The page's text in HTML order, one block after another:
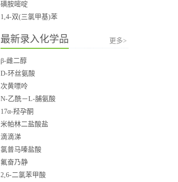
磺胺嘧啶
1,4-双(三氯甲基)苯
最新录入化学品 更多>
β-雌二醇
D-环丝氨酸
次黄嘌呤
N-乙酰－L-脯氨酸
17α-羟孕酮
米帕林二盐酸盐
滴滴涕
氯普马嗪盐酸
氟奋乃静
2,6-二氯苯甲酸